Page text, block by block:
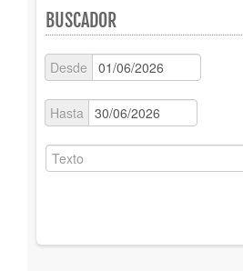
BUSCADOR
Desde
Hasta